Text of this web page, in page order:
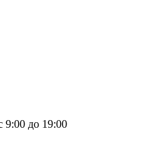
9:00 до 19:00